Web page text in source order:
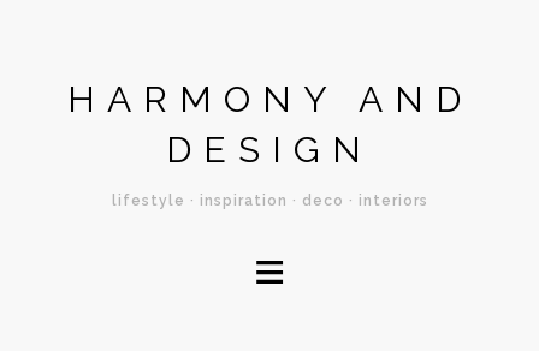
HARMONY AND
DESIGN
lifestyle · inspiration · deco · interiors
≡